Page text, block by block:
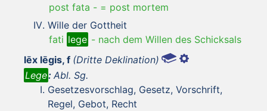
post fata - = post mortem
Wille der Gottheit
fati lege - nach dem Willen des Schicksals
lēx lēgis, f (Dritte Deklination)
Lege: Abl. Sg.
Gesetzesvorschlag, Gesetz, Vorschrift,
Regel, Gebot, Recht